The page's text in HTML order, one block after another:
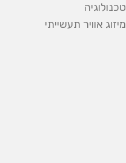
טכנולוגיה
מיזוג אוויר תעשייתי